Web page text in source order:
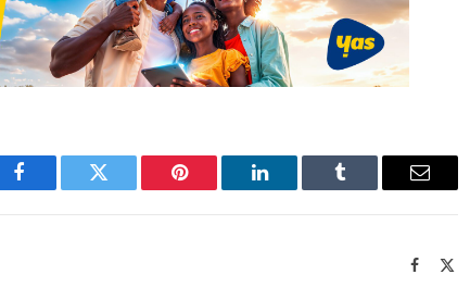
Facebook Twitter Pinterest LinkedIn Tumblr Email
Facebook